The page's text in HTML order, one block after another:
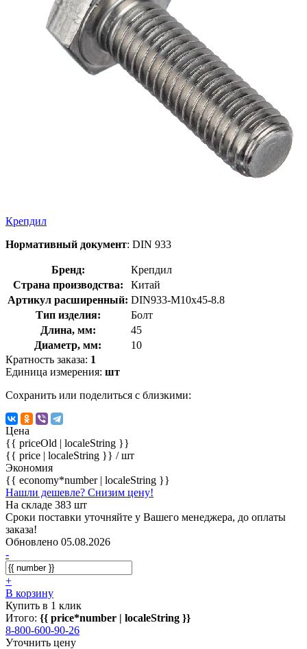
Крепдил
Нормативный документ: DIN 933
Бренд:
Крепдил
Страна производства:
Китай
Артикул расширенный: DIN933-М10х45-8.8
Тип изделия:
Болт
Длина, мм:
45
Диаметр, мм:
10
Кратность заказа: 1
Единица измерения: шт
Сохранить или поделиться с близкими:
Цена
{{ priceOld | localeString }}
{{ price | localeString }} / шт
Экономия
{{ economy*number | localeString }}
Нашли дешевле? Снизим цену!
На складе 383 шт
Сроки поставки уточняйте у Вашего менеджера, до оплаты
заказа!
Обновлено 05.08.2026
-
+
В корзину
Купить в 1 клик
Итого: {{ price*number | localeString }}
8-800-600-90-26
Уточнить цену